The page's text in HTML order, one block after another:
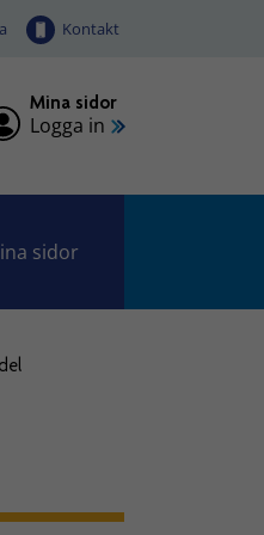
Kontakt
Mina sidor
Logga in
sidor